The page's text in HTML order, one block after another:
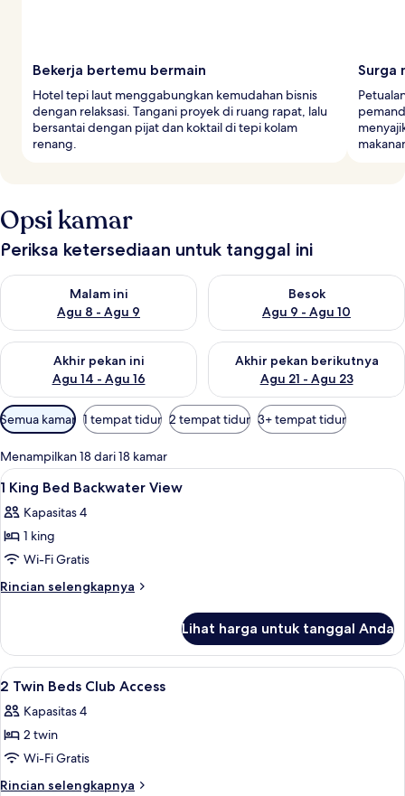
Bekerja bertemu bermain
Hotel tepi laut menggabungkan kemudahan bisnis
dengan relaksasi. Tangani proyek di ruang rapat, lalu
bersantai dengan pijat dan koktail di tepi kolam
renang.
Surga
Opsi kamar
Periksa ketersediaan untuk tanggal ini
Malam ini
Agu 8 - Agu 9
Periksa ketersediaan untuk malam ini Agu 8 - Agu 9
Besok
Agu 9 - Agu 10
Periksa ketersediaan untuk
Akhir pekan ini
Agu 14 - Agu 16
Periksa ketersediaan untuk akhir pekan ini Agu 14 - Agu 16
Akhir pekan berikutnya
Agu 21 - Agu 23
Periksa ketersediaan untuk
Filter
tersedia
untuk
kamar
Semua kamar 1 tempat tidur 2 tempat tidur 3+ tempat tidur
Menampilkan 18 dari 18 kamar
Lihat
semua
foto
untuk
1
King
View
Seprai premium, minibar, brankas,
9
1 King Bed Backwater View
Kapasitas 4
1 king
Wi-Fi Gratis
Rincian selengkapnya
Rincian
1
King
Bed
View
Lihat harga untuk tanggal Anda
Lihat
semua
foto
untuk
2
Twin
Seprai premium, minibar, brankas,
6
2 Twin Beds Club Access
Kapasitas 4
2 twin
Wi-Fi Gratis
Rincian selengkapnya
Rincian